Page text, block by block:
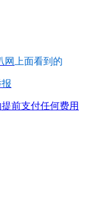
网 上面看到的
前支付任何费用